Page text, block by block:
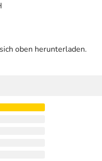
oben herunterladen.